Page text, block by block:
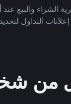
الشراء والبيع
التداول